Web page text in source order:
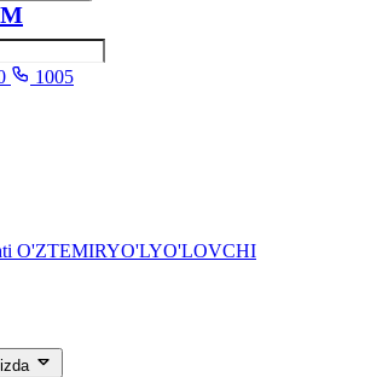
1005
O'ZTEMIRYO'LYO'LOVCHI